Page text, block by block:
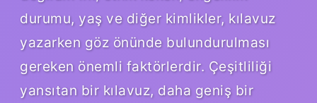
durumu, yaş ve diğer kimlikler, kılavuz
yazarken göz önünde bulundurulması
gereken önemli faktörlerdir. Çeşitliliği
yansıtan bir kılavuz, daha geniş bir